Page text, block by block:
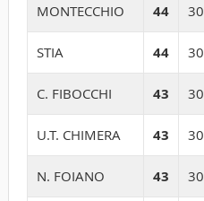
MONTECCHIO 44 30
STIA 44 30
C. FIBOCCHI 43 30
U.T. CHIMERA 43 30
N. FOIANO 43 30